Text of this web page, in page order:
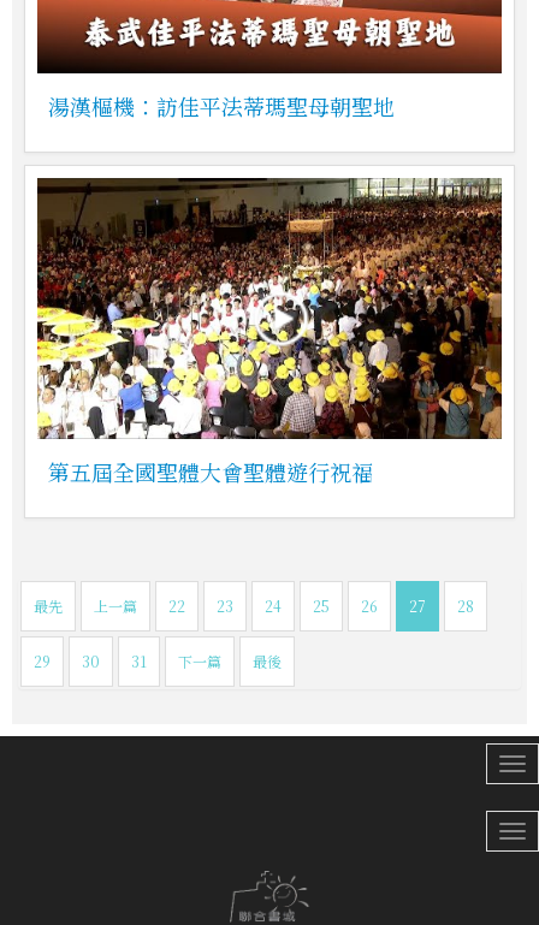
湯漢樞機：訪佳平法蒂瑪聖母朝聖地
第五屆全國聖體大會聖體遊行祝福
最先 上一篇 22 23 24 25 26 27 28
29 30 31 下一篇 最後